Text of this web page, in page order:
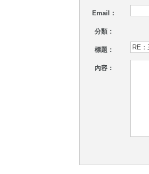
Email：
分類：
標題：
內容：